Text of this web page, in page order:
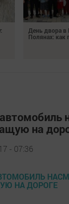
День двора в
Полянах: как
на
- 07:36